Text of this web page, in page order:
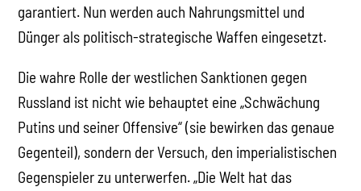
garantiert. Nun werden auch Nahrungsmittel und
Dünger als politisch-strategische Waffen eingesetzt.
Die wahre Rolle der westlichen Sanktionen gegen
Russland ist nicht wie behauptet eine „Schwächung
Putins und seiner Offensive“ (sie bewirken das genaue
Gegenteil), sondern der Versuch, den imperialistischen
Gegenspieler zu unterwerfen. „Die Welt hat das